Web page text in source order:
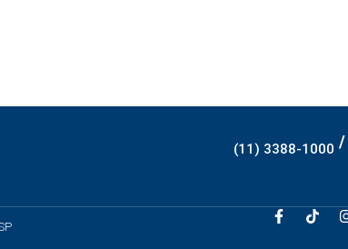
(11) 3388-1000 /